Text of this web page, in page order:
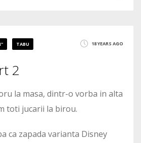
TABU 18 YEARS AGO
2
la masa, dintr-o vorba in alta
toti jucarii la birou.
ca zapada varianta Disney